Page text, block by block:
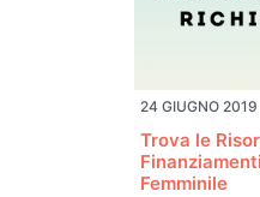
24 GIUGNO 2019
Trova le
Femminile